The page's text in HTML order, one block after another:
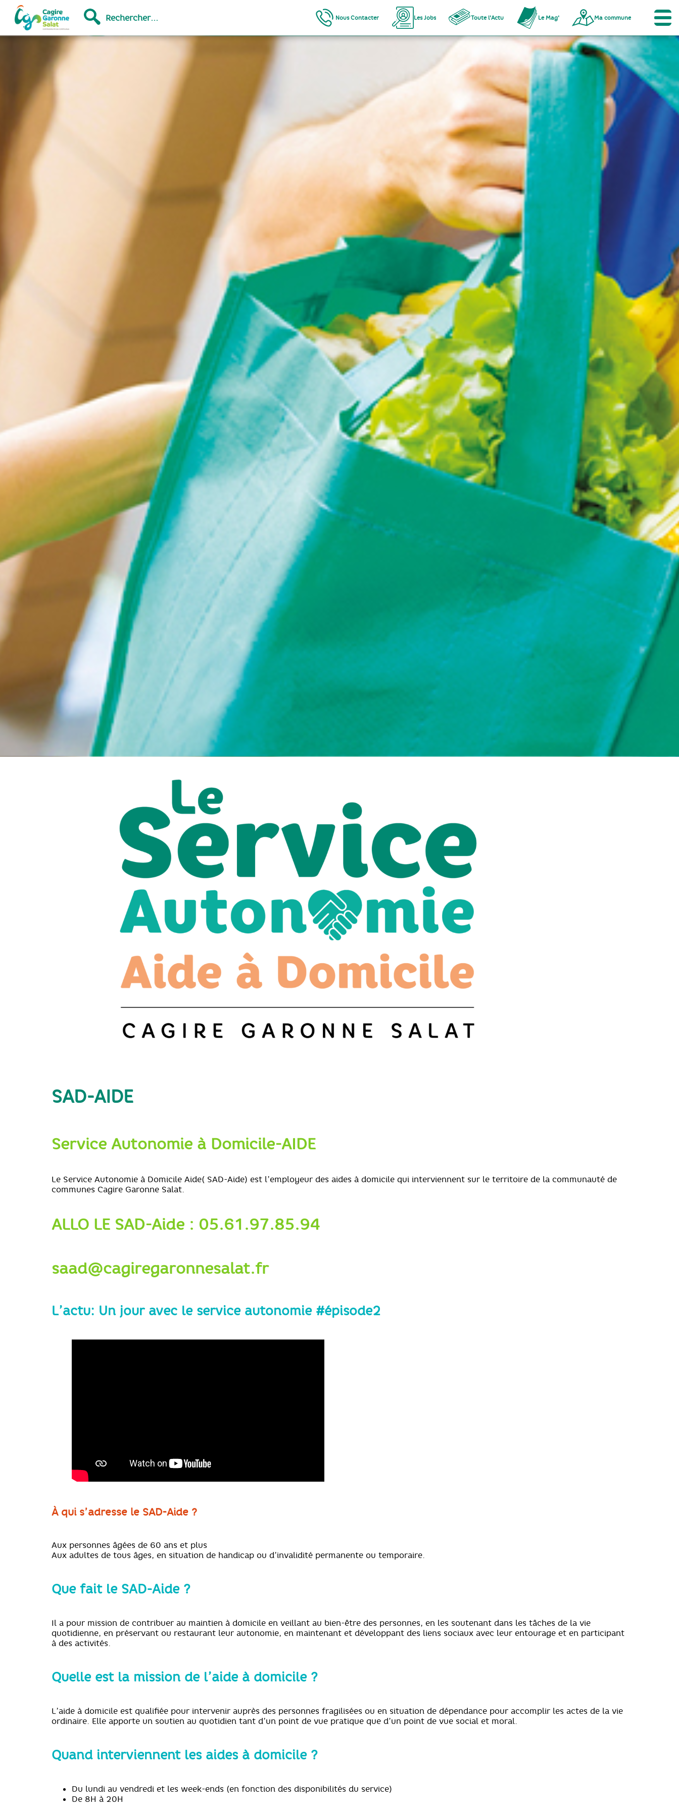
Rechercher... Nous Contacter Les Jobs Toute l'Actu Le Mag' Ma commune
SAD-AIDE
Service Autonomie à Domicile-AIDE
Le Service Autonomie à Domicile Aide( SAD-Aide) est l’employeur des aides à domicile qui interviennent sur le territoire de la communauté de
communes Cagire Garonne Salat.
ALLO LE SAD-Aide : 05.61.97.85.94
saad@cagiregaronnesalat.fr
L’actu: Un jour avec le service autonomie #épisode2
À qui s’adresse le SAD-Aide ?
Aux personnes âgées de 60 ans et plus
Aux adultes de tous âges, en situation de handicap ou d’invalidité permanente ou temporaire.
Que fait le SAD-Aide ?
Il a pour mission de contribuer au maintien à domicile en veillant au bien-être des personnes, en les soutenant dans les tâches de la vie
quotidienne, en préservant ou restaurant leur autonomie, en maintenant et développant des liens sociaux avec leur entourage et en participant
à des activités.
Quelle est la mission de l’aide à domicile ?
L’aide à domicile est qualifiée pour intervenir auprès des personnes fragilisées ou en situation de dépendance pour accomplir les actes de la vie
ordinaire. Elle apporte un soutien au quotidien tant d’un point de vue pratique que d’un point de vue social et moral.
Quand interviennent les aides à domicile ?
Du lundi au vendredi et les week-ends (en fonction des disponibilités du service)
De 8H à 20H